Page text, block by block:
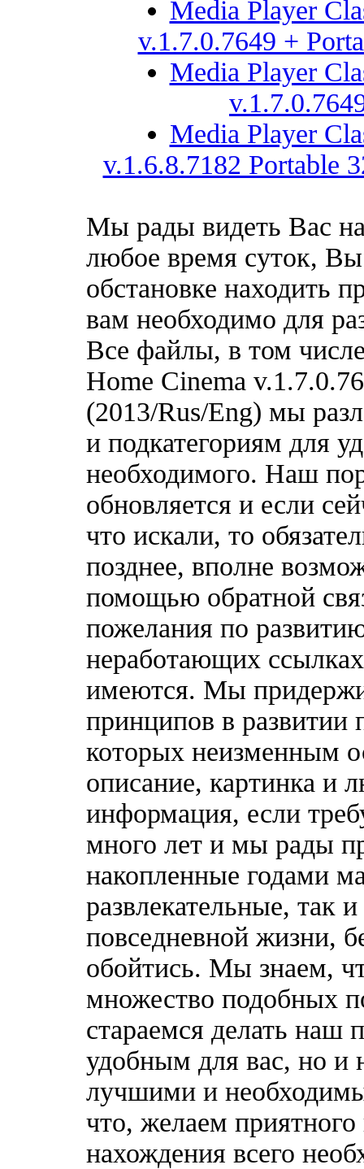
Media Player
v.1.7.0.7649 +
Media Player
Media Player
v.1.6.8.7182 Portablе
Мы рады видеть Вас
любое время суток,
обстановке находить
вам необходимо для
Все файлы, в том
Home Cinema
(2013/Rus/Eng) мы
и подкатегориям для
необходимого. Наш
обновляется и если
что искали, то
позднее, вполне
помощью обратной
пожелания по
неработающих
имеются. Мы
принципов в развитии
которых неизменным
описание, картинка и
информация, если
много лет и мы рады
накопленные годами
развлекательные, так
повседневной жизни,
обойтись. Мы знаем,
множество подобных
стараемся делать наш
удобным для вас, но и
лучшими и
что, желаем
нахождения всего